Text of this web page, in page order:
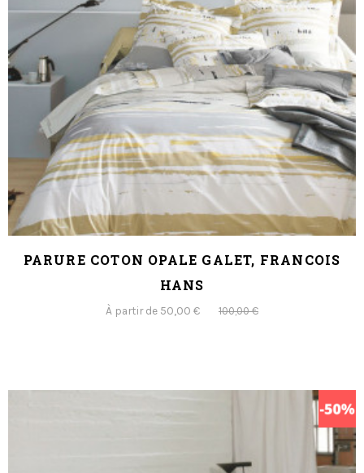
PARURE COTON OPALE GALET, FRANCOIS
HANS
À partir de 50,00 € 100,00 €